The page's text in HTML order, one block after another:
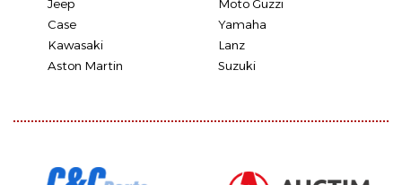
Jeep
Moto Guzzi
Case
Yamaha
Kawasaki
Lanz
Aston Martin
Suzuki